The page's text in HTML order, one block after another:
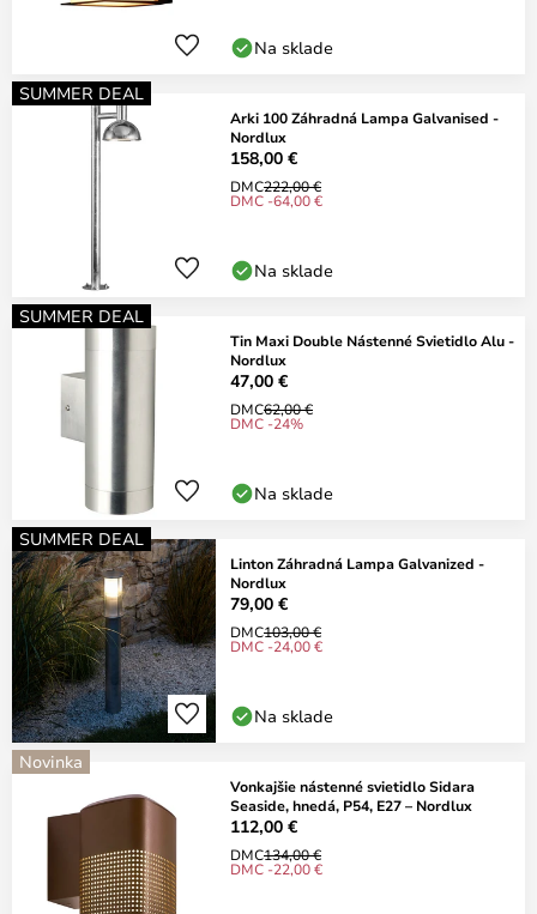
Na sklade
SUMMER DEAL
Arki 100 Záhradná Lampa Galvanised -
Nordlux
158,00 €
DMC222,00 €
DMC -64,00 €
Na sklade
SUMMER DEAL
Tin Maxi Double Nástenné Svietidlo Alu -
Nordlux
47,00 €
DMC62,00 €
DMC -24%
Na sklade
SUMMER DEAL
Linton Záhradná Lampa Galvanized -
Nordlux
79,00 €
DMC103,00 €
DMC -24,00 €
Na sklade
Novinka
Vonkajšie nástenné svietidlo Sidara
Seaside, hnedá, P54, E27 – Nordlux
112,00 €
DMC134,00 €
DMC -22,00 €